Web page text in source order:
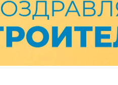
Инвестпроекты
Подписка на Базу